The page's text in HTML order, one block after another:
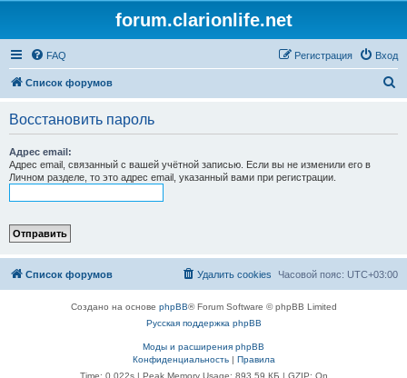
forum.clarionlife.net
FAQ Вход
Регистрация
Список форумов
Восстановить пароль
Адрес email:
Адрес email, связанный с вашей учётной записью. Если вы не изменили его в
Личном разделе, то это адрес email, указанный вами при регистрации.
Список форумов Часовой пояс: UTC+03:00
Удалить cookies
Создано на основе phpBB® Forum Software © phpBB Limited
Русская поддержка phpBB
Моды и расширения phpBB
Конфиденциальность| Правила
Time: 0.022s| Peak Memory Usage: 893.59 КБ | GZIP: On